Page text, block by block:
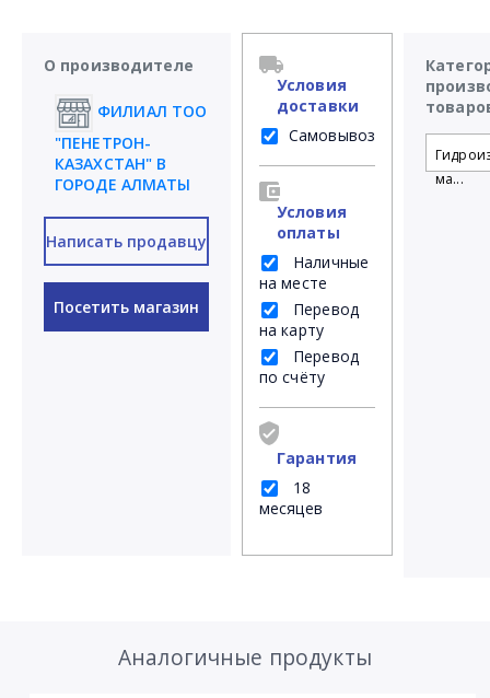
О производителе
ФИЛИАЛ ТОО
"ПЕНЕТРОН-
КАЗАХСТАН" В
ГОРОДЕ АЛМАТЫ
Написать продавцу
Посетить магазин
Условия
доставки
Самовывоз
Условия
оплаты
Наличные
на месте
Перевод
на карту
Перевод
по счёту
Гарантия
18
месяцев
ма...
Аналогичные продукты